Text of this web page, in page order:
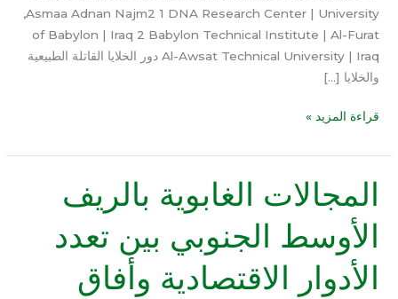
,Asmaa Adnan Najm2 1 DNA Research Center | University
of Babylon | Iraq 2 Babylon Technical Institute | Al-Furat
Al-Awsat Technical University | Iraq دور الخلايا القاتلة الطبيعية
والخلايا […]
قراءة المزيد »
المجالات الغابوية بالريف
الأوسط الجنوبي بين تعدد
الأدوار الاقتصادية وأفاق
المجالات
الغابوية
بالريف
الأوسط
الجنوبي
بين